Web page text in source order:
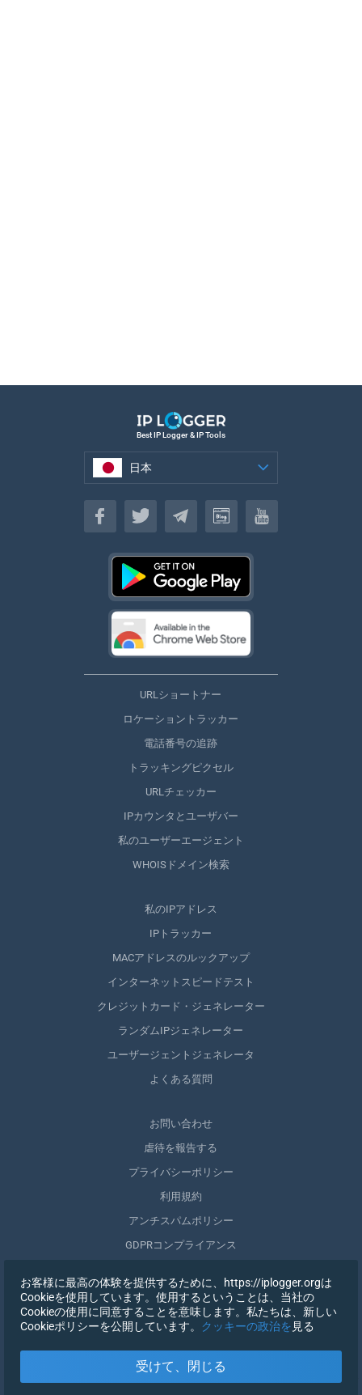
Best IP Logger & IP Tools
日本
日本
URLショートナー
ロケーショントラッカー
電話番号の追跡
トラッキングピクセル
URLチェッカー
IPカウンタとユーザバー
私のユーザーエージェント
WHOISドメイン検索
私のIPアドレス
IPトラッカー
MACアドレスのルックアップ
インターネットスピードテスト
クレジットカード・ジェネレーター
ランダムIPジェネレーター
ユーザージェントジェネレータ
よくある質問
お問い合わせ
虐待を報告する
プライバシーポリシー
利用規約
アンチスパムポリシー
GDPRコンプライアンス
同意を取りやめる
サインイン
お客様に最高の体験を提供するために、https://iplogger.orgは
Cookieを使用しています。使用するということは、当社の
Cookieの使用に同意することを意味します。私たちは、新しい
Cookieポリシーを公開しています。 クッキーの政治を 見る
受けて、閉じる